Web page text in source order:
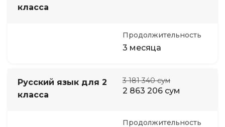
класса
Продолжительность
3 месяца
Русский язык для 2
класса
3 181 340 сум
2 863 206 сум
Продолжительность